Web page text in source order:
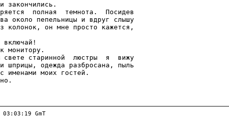
закончились.
полная  темнота.  Посидев
около пепельницы и вдруг слышу
колонок, он мне просто кажется,
включай!
монитору.
старинной  люстры  я  вижу
шприцы, одежда разбросана, пыль
именами моих гостей.